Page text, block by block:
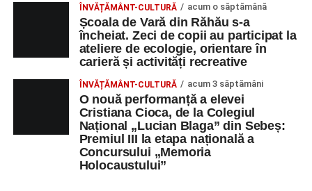
ÎNVĂȚĂMÂNT-CULTURĂ acum o săptămână
Școala de Vară din Răhău s-a
încheiat. Zeci de copii au participat la
ateliere de ecologie, orientare în
carieră și activități recreative
ÎNVĂȚĂMÂNT-CULTURĂ acum 3 săptămâni
O nouă performanță a elevei
Cristiana Cioca, de la Colegiul
Național „Lucian Blaga” din Sebeș:
Premiul III la etapa națională a
Concursului „Memoria
Holocaustului”